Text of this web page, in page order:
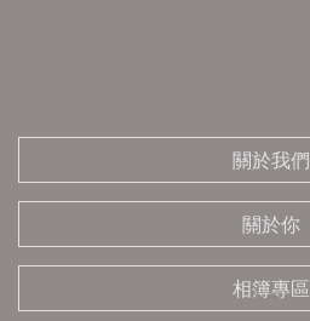
關於我們
關於你
相簿專區